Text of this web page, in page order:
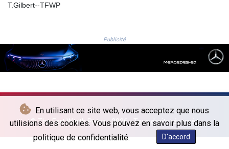
En utilisant ce site web, vous acceptez que nous
utilisions des cookies. Vous pouvez en savoir plus dans la
politique de confidentialité.
D'accord
22517.541811
LKR 334.518649
LSL 16.202317
LTL 2.95274
LVL 0.60489
T.Gilbert--TFWP
Publicité
© The Fort Worth Press - 2026 - Tous droits réservés